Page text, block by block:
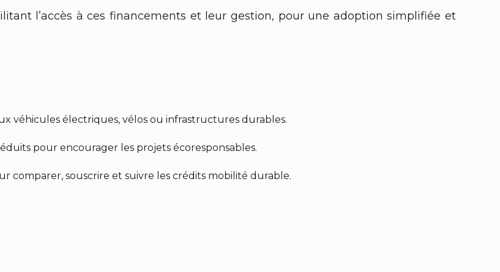
l’accès à ces financements et leur gestion, pour une adoption simplifiée et
véhicules électriques, vélos ou infrastructures durables.
pour encourager les projets écoresponsables.
comparer, souscrire et suivre les crédits mobilité durable.